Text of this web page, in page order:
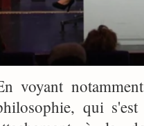
voyant
qui